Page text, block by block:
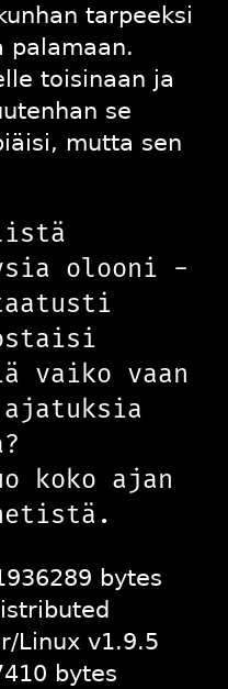
tarpeeksi
palamaan.
toisinaan ja
se
mutta sen
olooni -
vaiko vaan
ajatuksia
koko ajan
bytes
Linux v1.9.5
bytes